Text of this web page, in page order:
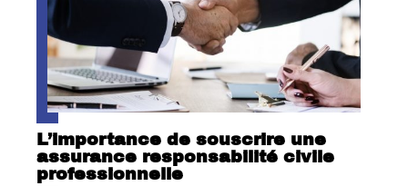
L’importance de souscrire une
assurance responsabilité civile
professionnelle